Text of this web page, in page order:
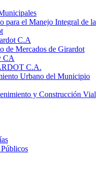
para el Manejo Integral de la
C.A
de Mercados de Girardot
CA
C.A.
Urbano del Municipio
y Construcción Vial